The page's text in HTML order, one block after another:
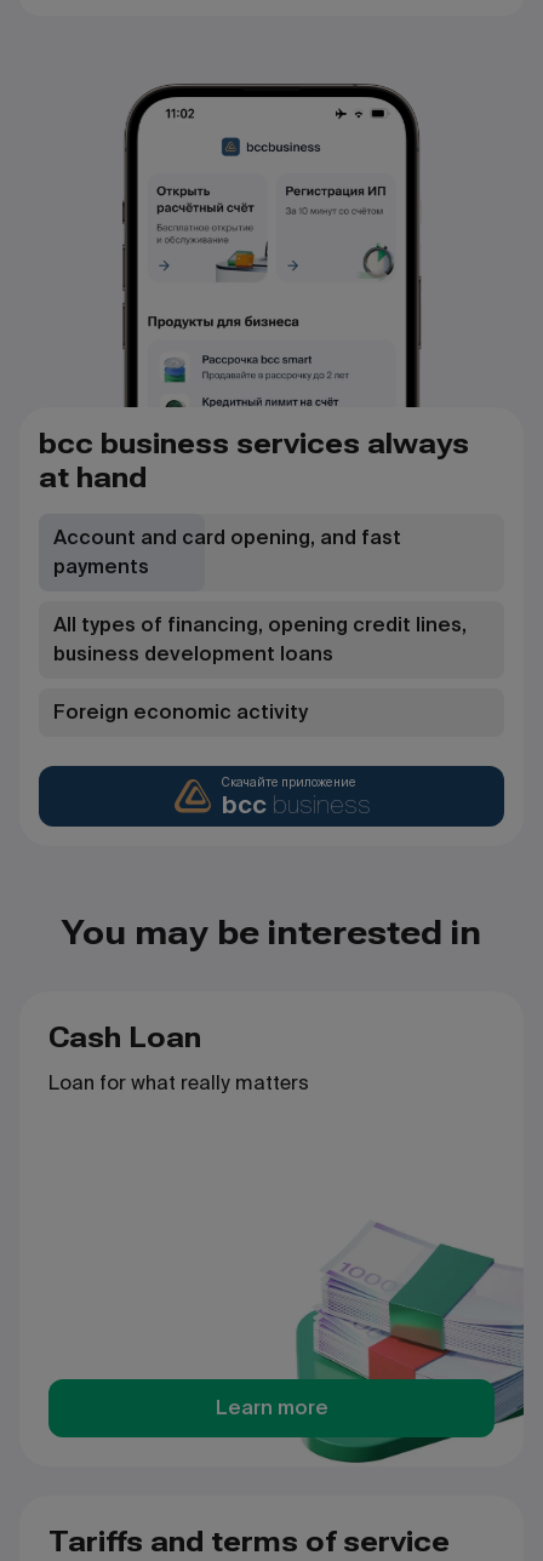
bcc business services always
at hand
Account and card opening, and fast
payments
All types of financing, opening credit lines,
business development loans
Foreign economic activity
Скачайте приложение
bcc business
You may be interested in
Cash Loan
Loan for what really matters
Learn more
Tariffs and terms of service